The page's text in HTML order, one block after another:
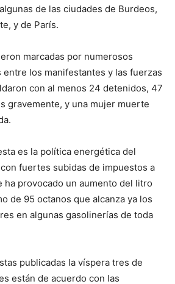
de las ciudades de Burdeos,
y de París.
marcadas por numerosos
los manifestantes y las fuerzas
con al menos 24 detenidos, 47
gravemente, y una mujer muerte
es la política energética del
fuertes subidas de impuestos a
ha provocado un aumento del litro
de 95 octanos que alcanza ya los
en algunas gasolinerías de toda
publicadas la víspera tres de
están de acuerdo con las